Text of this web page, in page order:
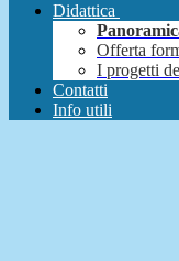
Didattica
Offerta
I progetti
Contatti
Info utili